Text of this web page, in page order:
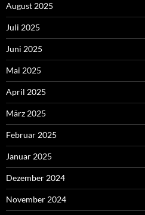
August 2025
Juli 2025
Juni 2025
Mai 2025
April 2025
März 2025
Februar 2025
Januar 2025
Dezember 2024
November 2024